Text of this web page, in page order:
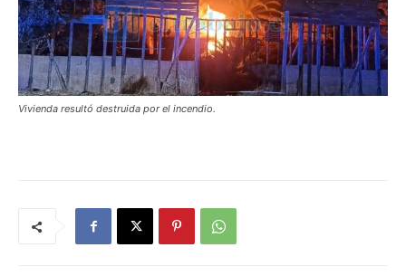
Vivienda resultó destruida por el incendio.